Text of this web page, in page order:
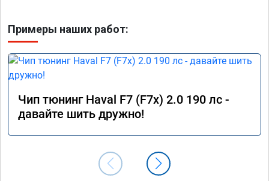
Примеры наших работ:
Чип тюнинг Haval F7 (F7x) 2.0 190 лс -
давайте шить дружно!